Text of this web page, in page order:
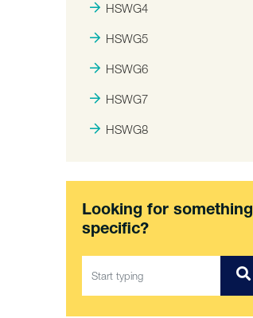
HSWG4
HSWG5
HSWG6
HSWG7
HSWG8
Looking for something
specific?